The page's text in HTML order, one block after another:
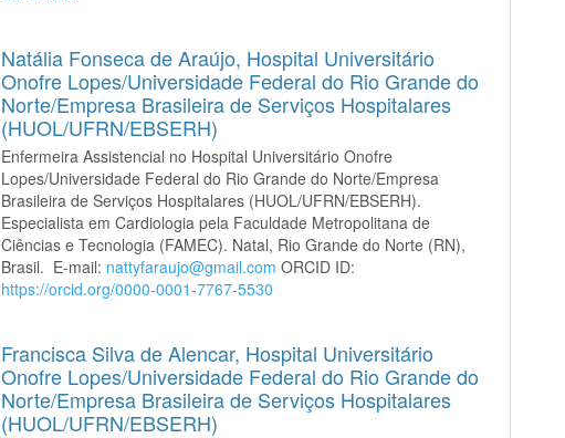
Natália Fonseca de Araújo, Hospital Universitário
Onofre Lopes/Universidade Federal do Rio Grande do
Norte/Empresa Brasileira de Serviços Hospitalares
(HUOL/UFRN/EBSERH)
Enfermeira Assistencial no Hospital Universitário Onofre
Lopes/Universidade Federal do Rio Grande do Norte/Empresa
Brasileira de Serviços Hospitalares (HUOL/UFRN/EBSERH).
Especialista em Cardiologia pela Faculdade Metropolitana de
Ciências e Tecnologia (FAMEC). Natal, Rio Grande do Norte (RN),
Brasil. E-mail: nattyfaraujo@gmail.com ORCID ID:
https://orcid.org/0000-0001-7767-5530
Francisca Silva de Alencar, Hospital Universitário
Onofre Lopes/Universidade Federal do Rio Grande do
Norte/Empresa Brasileira de Serviços Hospitalares
(HUOL/UFRN/EBSERH)